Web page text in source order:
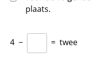
plaats.
4 − = twee